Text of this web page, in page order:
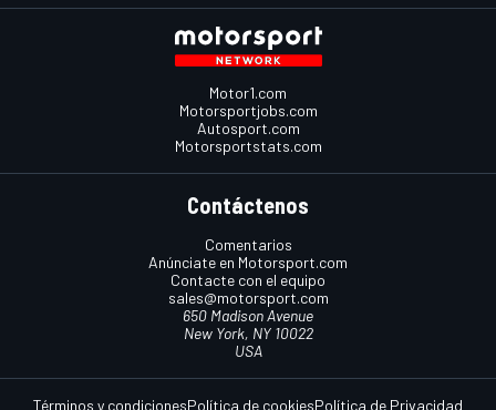
Motor1.com
Motorsportjobs.com
Autosport.com
Motorsportstats.com
Contáctenos
Comentarios
Anúnciate en Motorsport.com
Contacte con el equipo
sales@motorsport.com
650 Madison Avenue
New York, NY 10022
USA
Términos y condicionesPolítica de cookiesPolítica de Privacidad